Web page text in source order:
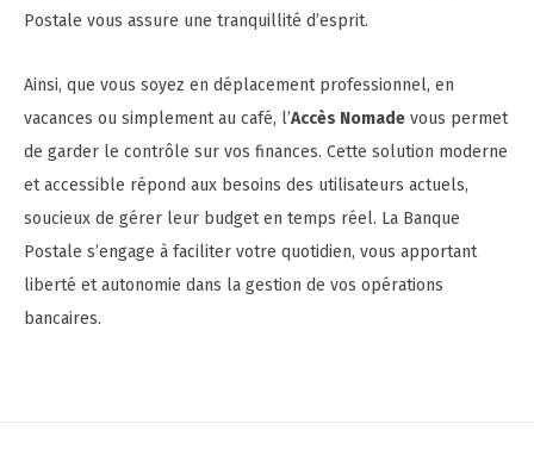
Postale vous assure une tranquillité d’esprit.
Ainsi, que vous soyez en déplacement professionnel, en
vacances ou simplement au café, l’Accès Nomade vous permet
de garder le contrôle sur vos finances. Cette solution moderne
et accessible répond aux besoins des utilisateurs actuels,
soucieux de gérer leur budget en temps réel. La Banque
Postale s’engage à faciliter votre quotidien, vous apportant
liberté et autonomie dans la gestion de vos opérations
bancaires.